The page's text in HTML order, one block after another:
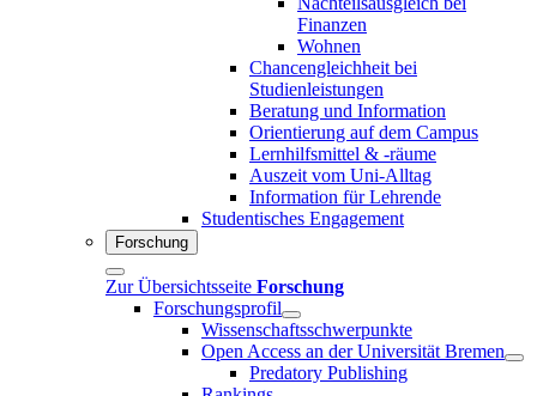
Finanzen
Wohnen
Chancengleichheit bei
Studienleistungen
Beratung und Information
Orientierung auf dem Campus
Lernhilfsmittel & -räume
Auszeit vom Uni-Alltag
Information für Lehrende
Studentisches Engagement
Forschung
Zur Übersichtsseite Forschung
Forschungsprofil
Wissenschaftsschwerpunkte
Open Access an der Universität Bremen
Predatory Publishing